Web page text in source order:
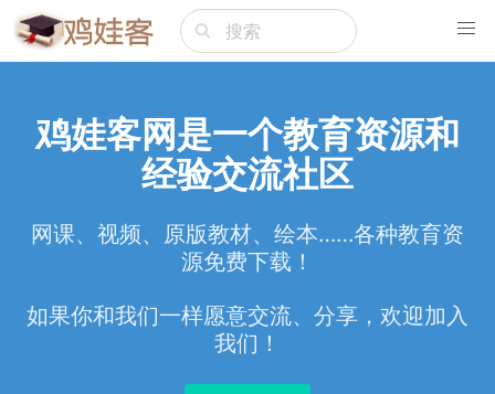
鸡娃客网是一个教育资源和
经验交流社区
网课、视频、原版教材、绘本……各种教育资
源免费下载！
如果你和我们一样愿意交流、分享，欢迎加入
我们！